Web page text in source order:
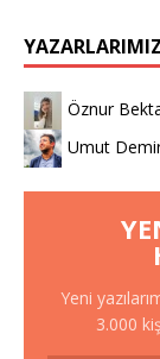
YAZARLARIMIZ
Öznur
Umut
Yeni
3.000